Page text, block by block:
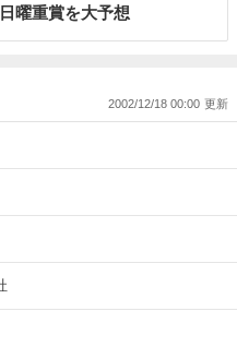
曜重賞を大予想
2002/12/18 00:00